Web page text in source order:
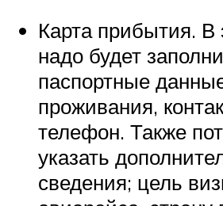
Карта прибытия. В
надо будет
паспортные
проживания,
телефон. Также
указать
сведения; цель